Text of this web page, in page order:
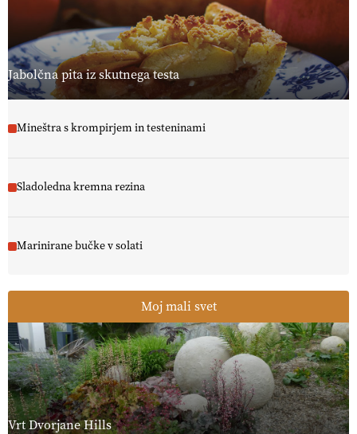
, okolje
in kakovostna jajca . VEČ
https://t.co/PX49GVsP1M
@EUAgri #IMCAP #CAP https://t.co/a1xatzEeid
13.07.2026
Jabolčna pita iz skutnega testa
Mineštra s krompirjem in testeninami
Sladoledna kremna rezina
Marinirane bučke v solati
Moj mali svet
Vrt Dvorjane Hills